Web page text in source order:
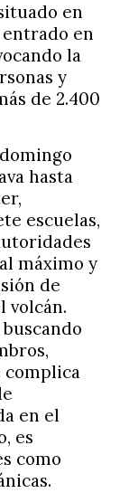
en
entrado en
la
y
de 2.400
hasta
escuelas,
máximo y
de
volcán.
complica
en el
es
como